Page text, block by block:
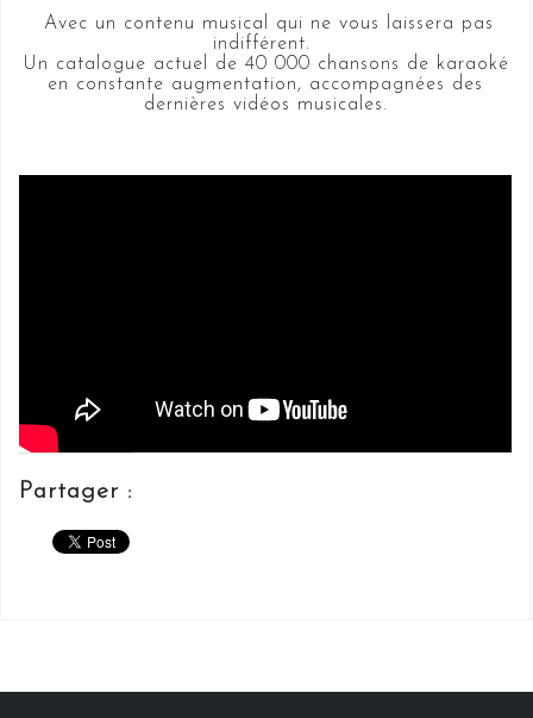
Avec un contenu musical qui ne vous laissera pas
indifférent.
Un catalogue actuel de 40 000 chansons de karaoké
en constante augmentation, accompagnées des
dernières vidéos musicales.
Partager :